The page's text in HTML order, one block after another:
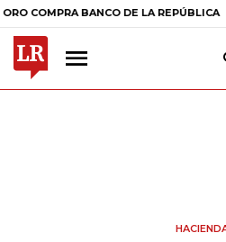
BANCO DE LA REPÚBLICA $